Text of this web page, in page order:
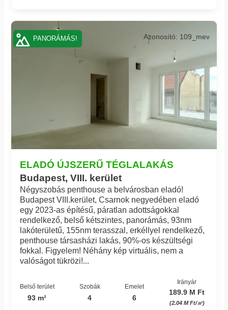
ELADÓ ÚJSZERŰ TÉGLALAKÁS
Budapest, VIII. kerület
Azonosító: 109_mev
Négyszobás penthouse a belvárosban eladó!
Budapest VIII.kerület, Csarnok negyedében eladó
egy 2023-as építésű, páratlan adottságokkal
rendelkező, belső kétszintes, panorámás, 93nm
lakóterületű, 155nm terasszal, erkéllyel rendelkező,
penthouse társasházi lakás, 90%-os készültségi
fokkal. Figyelem! Néhány kép virtuális, nem a
valóságot tükrözi!...
Belső terület
93 m²
Szobák
4
Emelet
6
Irányár
189.9 M Ft
(2.04 M Ft/㎡)
PANORÁMÁS!